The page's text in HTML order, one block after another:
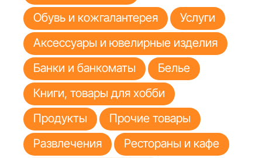
Обувь и кожгалантерея
Услуги
Аксессуары и ювелирные изделия
Банки и банкоматы
Белье
Книги, товары для хобби
Продукты
Прочие товары
Развлечения
Рестораны и кафе